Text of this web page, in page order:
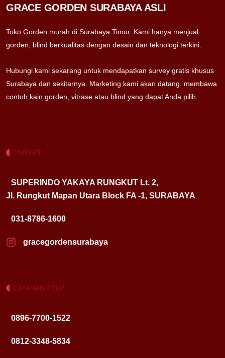
GRACE GORDEN SURABAYA ASLI
Toko Gorden murah di Surabaya Timur. Kami hanya menjual
gorden, blind berkualitas dengan desain dan teknologi terkini.
Hubungi kami sekarang untuk mendapatkan survey gratis khusus
Surabaya dan sekitarnya. Marketing kami akan datang. membawa
contoh kain gorden, vitrase atau blind yang dapat Anda pilih.
OUTLET
SUPERINDO YAKAYA RUNGKUT Lt. 2,
Jl. Rungkut Mapan Utara Block FA -1, SURABAYA
031-8786-1600
gracegordensurabaya
LAYANAN TELP
0896-7700-1522
0812-3348-5834